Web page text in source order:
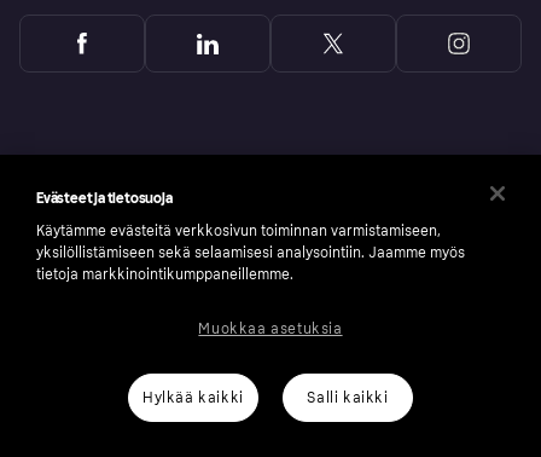
number: 556737-0431
Klarnan evästeselosteKlarna.com
Evästeet ja tietosuoja
Käytämme evästeitä verkkosivun toiminnan varmistamiseen,
yksilöllistämiseen sekä selaamisesi analysointiin. Jaamme myös
tietoja markkinointikumppaneillemme.
Hylkää kaikki Salli kaikki
Muokkaa asetuksia